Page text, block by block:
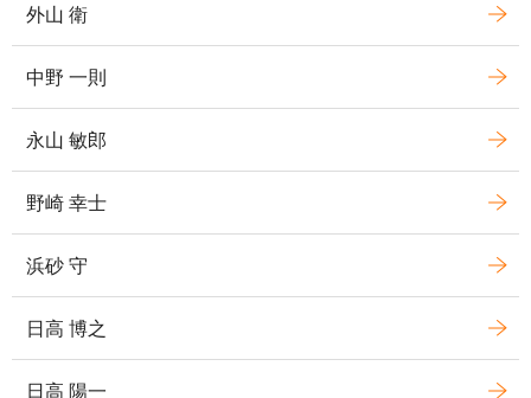
外山 衛
中野 一則
永山 敏郎
野崎 幸士
浜砂 守
日高 博之
日高 陽一